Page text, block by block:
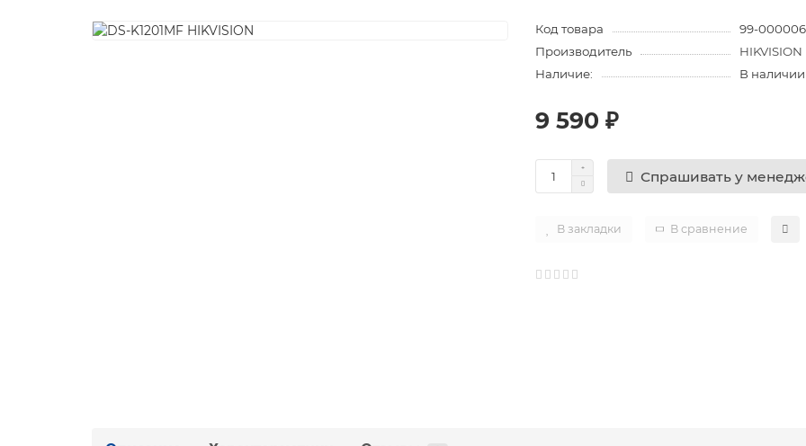
Код товара
99-
Производитель
HIKVISION
Наличие:
В наличии
9 590 ₽
Спрашивать у
В закладки В сравнение